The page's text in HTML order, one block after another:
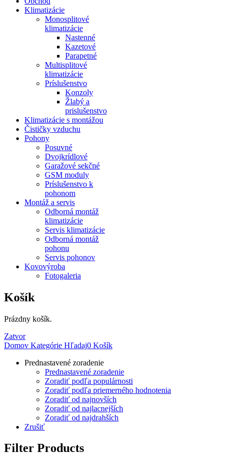
Klimatizácie
Monosplitové
klimatizácie
Nastenné
Kazetové
Parapetné
Multisplitové
klimatizácie
Príslušenstvo
Konzoly
Žlabý a
prislušenstvo
Klimatizácie s montážou
Čističky vzduchu
Pohony
Posuvné
Dvojkrídlové
Garažové sekčné
GSM moduly
Príslušenstvo k
pohonom
Montáž a servis
Odborná montáž
klimatizácie
Servis klimatizácie
Odborná montáž
pohonu
Servis pohonov
Kovovýroba
Fotogaleria
Košík
Prázdny košík.
Zatvor
Domov Kategórie Hľadaj0 Košík
Prednastavené zoradenie
Prednastavené zoradenie
Zoradiť podľa populárnosti
Zoradiť podľa priemerného hodnotenia
Zoradiť od najnovších
Zoradiť od najlacnejších
Zoradiť od najdrahších
Zrušiť
Filter Products